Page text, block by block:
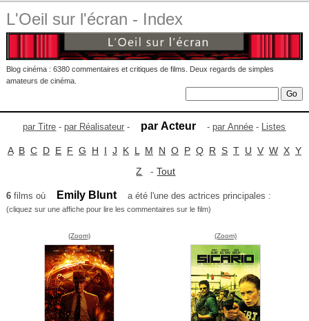
L'Oeil sur l'écran - Index
Blog cinéma : 6380 commentaires et critiques de films. Deux regards de simples
amateurs de cinéma.
par Titre -par Réalisateur - par Acteur -par Année - Listes
A B C D E F G H I J K L M N O P Q R S T U V W X Y
Z -Tout
6films où Emily Blunt a été l'une des actrices principales :
(cliquez sur une affiche pour lire les commentaires sur le film)
(Zoom) (Zoom)